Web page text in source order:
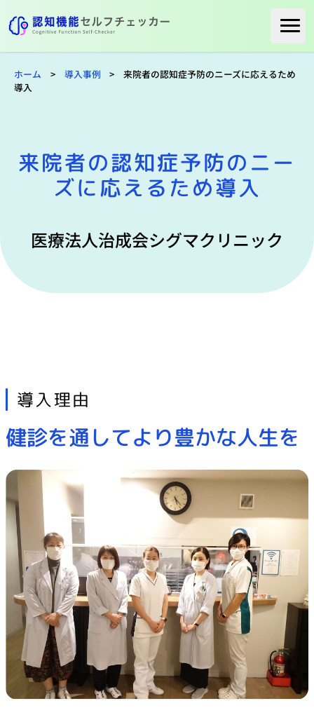
ホーム
導入事例
３分でサービスの詳細が分かる！
資料をダウンロード
ホーム > 導入事例 >
来院者の認知症予防のニーズに応えるため
導入
来院者の認知症予防のニー
ズに応えるため導入
医療法人治成会シグマクリニック
導入理由
健診を通してより豊かな人生を